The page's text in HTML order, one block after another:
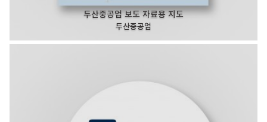
두산중공업 보도 자료용 지도
두산중공업